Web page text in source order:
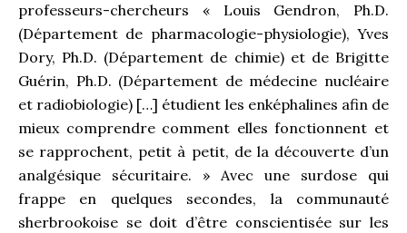
professeurs-chercheurs « Louis Gendron, Ph.D.
(Département de pharmacologie-physiologie), Yves
Dory, Ph.D. (Département de chimie) et de Brigitte
Guérin, Ph.D. (Département de médecine nucléaire
et radiobiologie) […] étudient les enképhalines afin de
mieux comprendre comment elles fonctionnent et
se rapprochent, petit à petit, de la découverte d’un
analgésique sécuritaire. » Avec une surdose qui
frappe en quelques secondes, la communauté
sherbrookoise se doit d’être conscientisée sur les